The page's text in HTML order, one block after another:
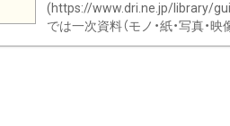
(https://www.dri.ne.jp/library/
では一次資料（モノ・紙・写真・映